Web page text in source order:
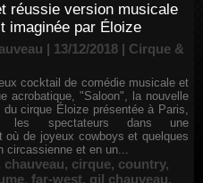
réussie version musicale
imaginée par Éloize
| 13/12/2018 | Cirque &
cocktail de comédie musicale et
acrobatique, "Saloon", la nouvelle
du cirque Éloize présentée à Paris,
les spectateurs dans une
où de joyeux cowboys et quelques
circassienne et en un...
chauveau, cirque, country,
, far-west, gil chauveau,